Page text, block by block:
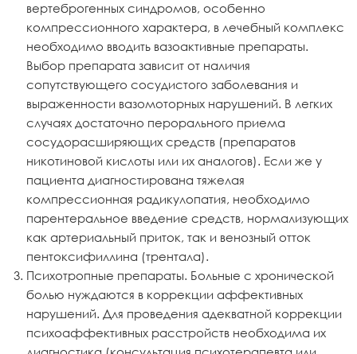
вертеброгенных синдромов, особенно
компрессионного характера, в лечебный комплекс
необходимо вводить вазоактивные препараты.
Выбор препарата зависит от наличия
сопутствующего сосудистого заболевания и
выраженности вазомоторных нарушений. В легких
случаях достаточно перорального приема
сосудорасширяющих средств (препаратов
никотиновой кислоты или их аналогов). Если же у
пациента диагностирована тяжелая
компрессионная радикулопатия, необходимо
парентеральное введение средств, нормализующих
как артериальный приток, так и венозный отток
пентоксифиллина (трентала).
Психотропные препараты. Больные с хронической
болью нуждаются в коррекции аффективных
нарушений. Для проведения адекватной коррекции
психоаффективных расстройств необходима их